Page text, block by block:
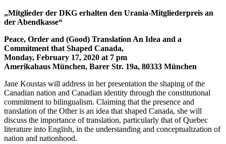
„Mitglieder der DKG erhalten den Urania-Mitgliederpreis an
der Abendkasse“
Peace, Order and (Good) Translation An Idea and a
Commitment that Shaped Canada,
Monday, February 17, 2020 at 7 pm
Amerikahaus München, Barer Str. 19a, 80333 München
Jane Koustas will address in her presentation the shaping of the
Canadian nation and Canadian identity through the constitutional
commitment to bilingualism. Claiming that the presence and
translation of the Other is an idea that shaped Canada, she will
discuss the importance of translation, particularly that of Quebec
literature into English, in the understanding and conceptualization of
nation and nationhood.